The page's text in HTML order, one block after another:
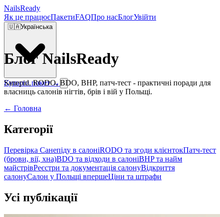
NailsReady
Як це працюєПакетиFAQПро насБлогУвійти
🇺🇦Українська
Купити пакет →
Блог NailsReady
Sanepid, RODO, BDO, BHP, патч-тест - практичні поради для
власниць салонів нігтів, брів і вій у Польщі.
← Головна
Категорії
Перевірка Санепіду в салоніRODO та згоди клієнтокПатч-тест
(брови, вії, хна)BDO та відходи в салоніBHP та найм
майстрівРеєстри та документація салонуВідкриття
салонуСалон у Польщі впершеЦіни та штрафи
Усі публікації